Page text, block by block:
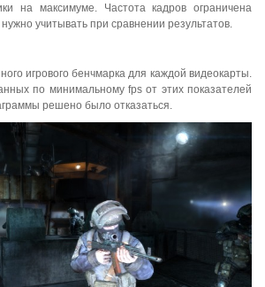
на максимуме. Частота кадров ограничена
учитывать при сравнении результатов.
игрового бенчмарка для каждой видеокарты.
по минимальному fps от этих показателей
решено было отказаться.